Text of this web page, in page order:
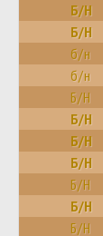
Б/Н
Б/Н
б/н
б/н
Б/Н
Б/Н
Б/Н
Б/Н
Б/Н
Б/Н
Б/Н